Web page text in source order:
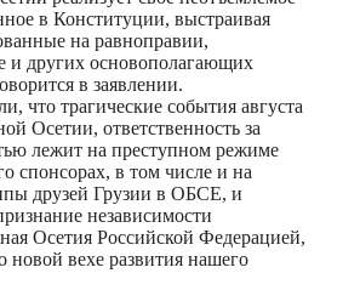
в Конституции, выстраивая
на равноправии,
и других основополагающих
в заявлении.
что трагические события августа
Осетии, ответственность за
лежит на преступном режиме
спонсорах, в том числе и на
друзей Грузии в ОБСЕ, и
независимости
Осетия Российской Федерацией,
новой вехе развития нашего